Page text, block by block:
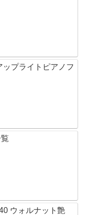
プライトピアノフ
ウォルナット艶